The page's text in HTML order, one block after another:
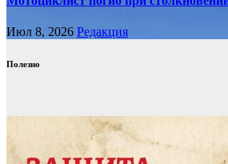
Июл 8, 2026 Редакция
Полезно